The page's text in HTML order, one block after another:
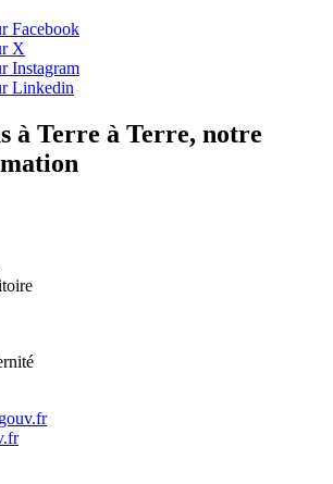
Facebook
X
Instagram
Linkedin
à Terre à Terre, notre